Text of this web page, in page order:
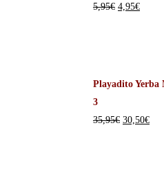
5,95€ 4,95€
Playadito Yerba
3
35,95€ 30,50€